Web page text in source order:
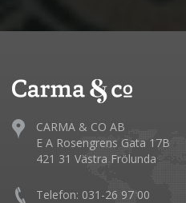
CARMA & CO AB
E A Rosengrens Gata 17B
421 31 Västra Frölunda
Telefon: 031-26 97 00